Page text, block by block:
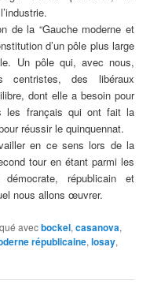
de la “Gauche moderne et
d’un pôle plus large
Un pôle qui, avec nous,
centristes, des libéraux
dont elle a besoin pour
les français qui ont fait la
réussir le quinquennat.
en ce sens lors de la
tour en étant parmi les
républicain et
nous allons œuvrer.
avecbockel,casanova,
républicaine,losay,